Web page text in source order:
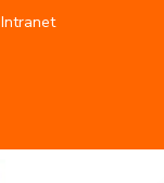
Intranet